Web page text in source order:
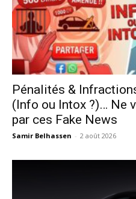
Pénalités &
(Info ou Intox ?)… Ne
par ces Fake News
Samir Belhassen - 2 août 2026